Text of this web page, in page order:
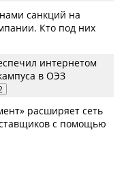
санкций на
Кто под них
интернетом
в ОЭЗ
расширяет сеть
с помощью